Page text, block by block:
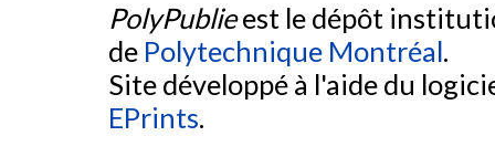
PolyPublieest le dépôt
de Polytechnique Montréal.
Site développé à l'aide du
EPrints.